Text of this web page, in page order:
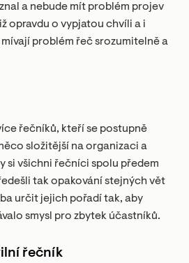
a nebude mít problém projev
opravdu o vypjatou chvíli a i
problém řeč srozumitelně a
řečníků, kteří se postupně
složitější na organizaci a
si všichni řečníci spolu předem
tak opakování stejných vět
určit jejich pořadí tak, aby
smysl pro zbytek účastníků.
řečník